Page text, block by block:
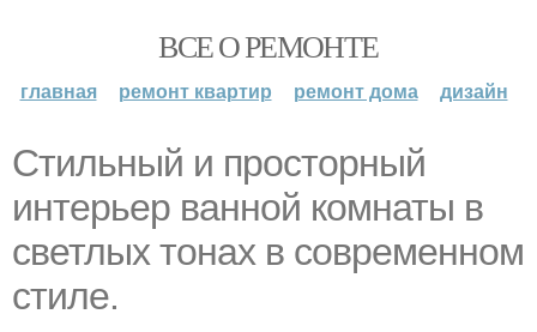
ВСЕ О РЕМОНТЕ
главная ремонт квартир ремонт дома дизайн
Стильный и просторный
интерьер ванной комнаты в
светлых тонах в современном
стиле.